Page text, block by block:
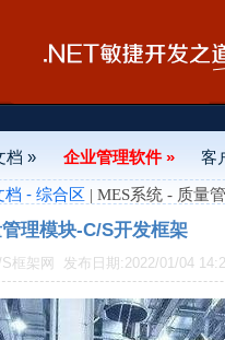
档 » 企业管理软件 »
客
档 - 综合区 | MES系统 - 质量
理模块-C/S开发框架
框架网 发布日期:2022/01/04